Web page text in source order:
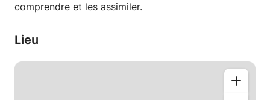
comprendre et les assimiler.
Lieu